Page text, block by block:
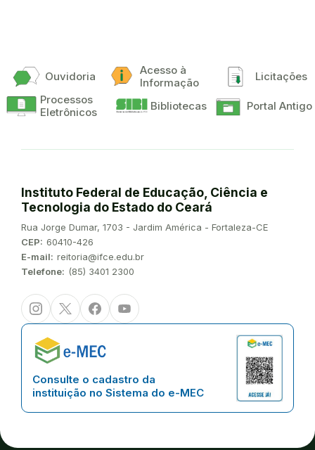
Ouvidoria
Acesso à
Informação
Licitações
Processos
Eletrônicos
Bibliotecas Portal Antigo
Instituto Federal de Educação, Ciência e
Tecnologia do Estado do Ceará
Endereço:
Rua Jorge Dumar, 1703 - Jardim América - Fortaleza-CE
CEP: 60410-426
E-mail: reitoria@ifce.edu.br
Telefone: (85) 3401 2300
InstagramTwitter/XFacebookYoutube
Consulte o cadastro da
instituição no Sistema do e-MEC